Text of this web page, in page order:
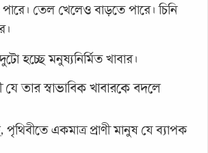
পারে। তেল খেলেও বাড়তে পারে। চিনি
হচ্ছে মনুষ্যনির্মিত খাবার।
যে তার স্বাভাবিক খাবারকে বদলে
একমাত্র প্রাণী মানুষ যে ব্যাপক